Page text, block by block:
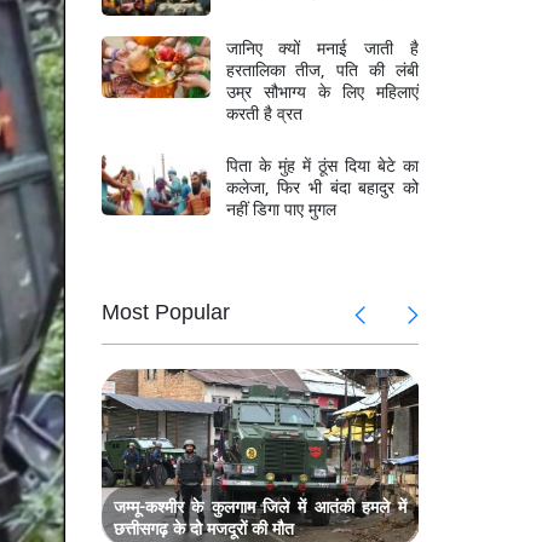
जानिए क्यों मनाई जाती है
हरतालिका तीज, पति की लंबी
उम्र सौभाग्य के लिए महिलाएं
करती है व्रत
पिता के मुंह में ठूंस दिया बेटे का
कलेजा, फिर भी बंदा बहादुर को
नहीं डिगा पाए मुगल
Most Popular
में बड़ा
छापा,
लाख
जम्मू-कश्मीर के कुलगाम जिले में आतंकी हमले में
छत्तीसगढ़ के दो मजदूरों की मौत